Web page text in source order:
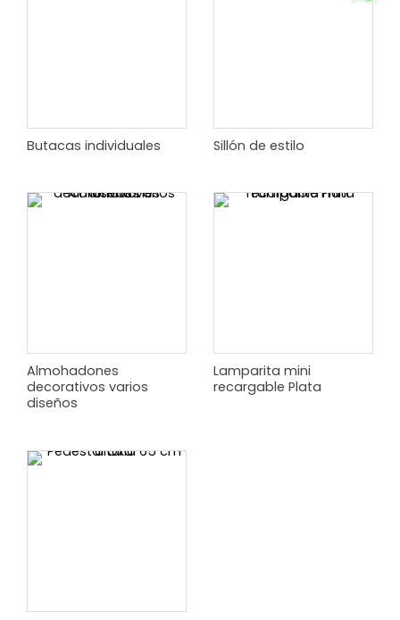
Butacas individuales Sillón de estilo
Almohadones
decorativos varios
diseños
Lamparita mini
recargable Plata